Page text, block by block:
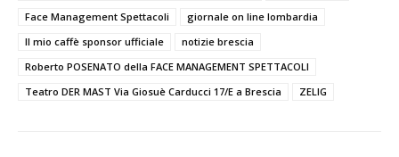
Face Management Spettacoli
giornale on line lombardia
Il mio caffè sponsor ufficiale
notizie brescia
Roberto POSENATO della FACE MANAGEMENT SPETTACOLI
Teatro DER MAST Via Giosuè Carducci 17/E a Brescia
ZELIG